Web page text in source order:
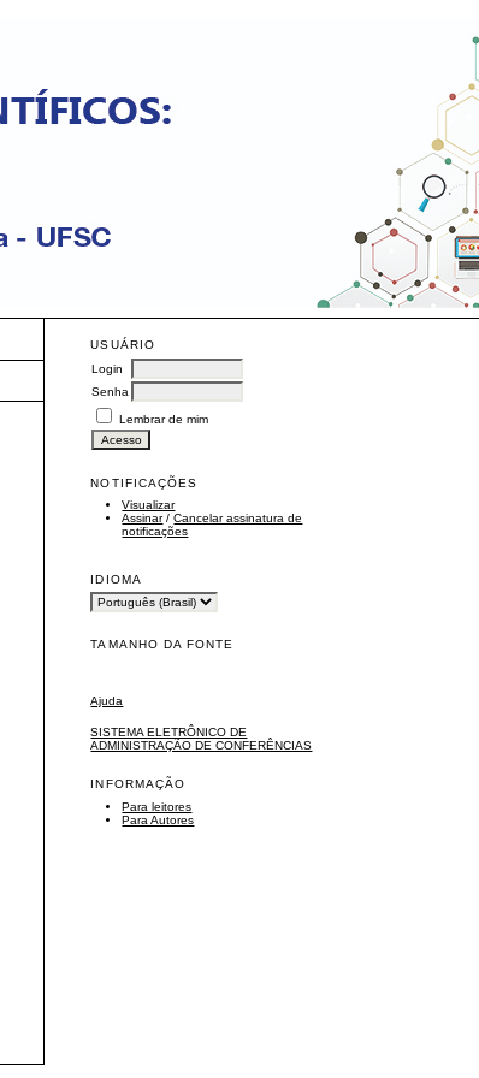
USUÁRIO
Login
Senha
Lembrar de mim
NOTIFICAÇÕES
Visualizar
Assinar/Cancelar assinatura de
notificações
IDIOMA
TAMANHO DA FONTE
Ajuda
SISTEMA ELETRÔNICO DE
ADMINISTRAÇÃO DE CONFERÊNCIAS
INFORMAÇÃO
Para leitores
Para Autores